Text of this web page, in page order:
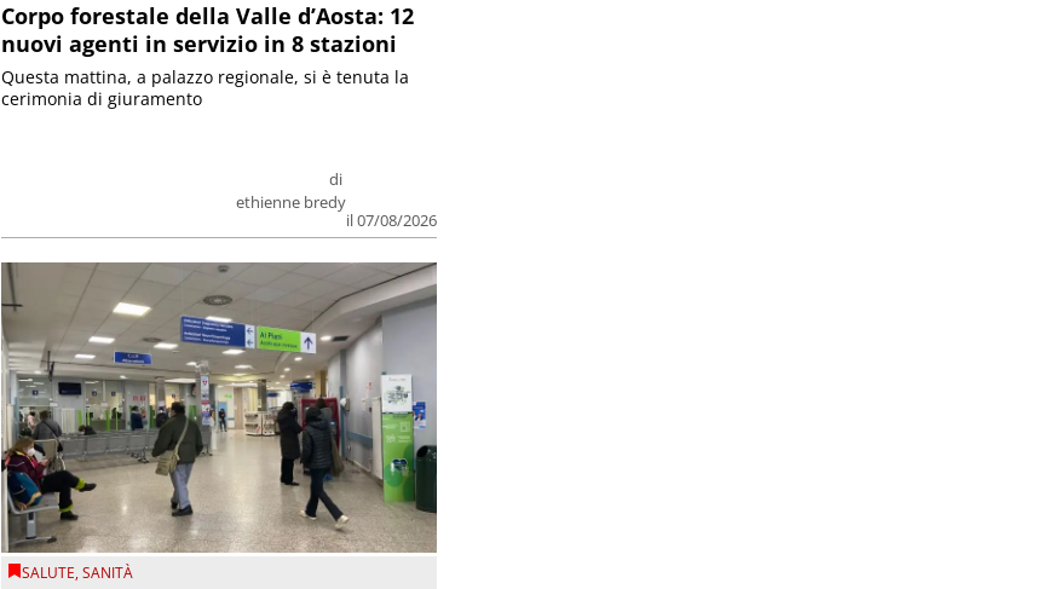
Corpo forestale della Valle d’Aosta: 12
nuovi agenti in servizio in 8 stazioni
di
ethienne bredy
il 07/08/2026
Questa mattina, a palazzo regionale, si è tenuta la
cerimonia di giuramento
SALUTE,SANITÀ